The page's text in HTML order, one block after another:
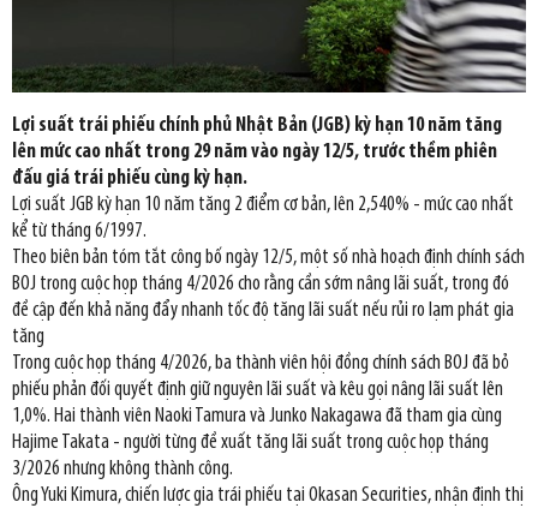
Lợi suất trái phiếu chính phủ Nhật Bản (JGB) kỳ hạn 10 năm tăng
lên mức cao nhất trong 29 năm vào ngày 12/5, trước thềm phiên
đấu giá trái phiếu cùng kỳ hạn.
Lợi suất JGB kỳ hạn 10 năm tăng 2 điểm cơ bản, lên 2,540% - mức cao nhất
kể từ tháng 6/1997.
Theo biên bản tóm tắt công bố ngày 12/5, một số nhà hoạch định chính sách
BOJ trong cuộc họp tháng 4/2026 cho rằng cần sớm nâng lãi suất, trong đó
đề cập đến khả năng đẩy nhanh tốc độ tăng lãi suất nếu rủi ro lạm phát gia
tăng
Trong cuộc họp tháng 4/2026, ba thành viên hội đồng chính sách BOJ đã bỏ
phiếu phản đối quyết định giữ nguyên lãi suất và kêu gọi nâng lãi suất lên
1,0%. Hai thành viên Naoki Tamura và Junko Nakagawa đã tham gia cùng
Hajime Takata - người từng đề xuất tăng lãi suất trong cuộc họp tháng
3/2026 nhưng không thành công.
Ông Yuki Kimura, chiến lược gia trái phiếu tại Okasan Securities, nhận định thị